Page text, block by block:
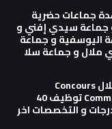
جماعات حضرية
و جماعة سيدي إفني و
اليوسفية و جماعة
ملال و جماعة سلا
كونكور جماعة بني ملال Concours
Commune Beni Mellal 2024 توظيف 40
و التخصصات اخر